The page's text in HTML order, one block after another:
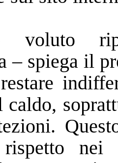
voluto
– spiega il
caldo,
nei